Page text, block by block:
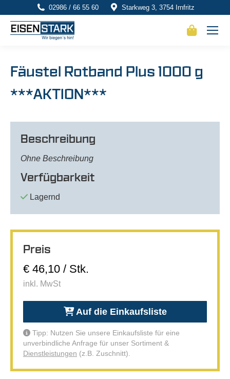
02986 / 66 55 60 Starkweg 3, 3754 Irnfritz
Fäustel Rotband Plus 1000 g
***AKTION***
Beschreibung
Ohne Beschreibung
Verfügbarkeit
Lagernd
Preis
€ 46,10 / Stk.
inkl. MwSt
Auf die Einkaufsliste
Tipp: Nutzen Sie unsere Einkaufsliste für eine
unverbindliche Anfrage für unser Sortiment &
Dienstleistungen (z.B. Zuschnitt).